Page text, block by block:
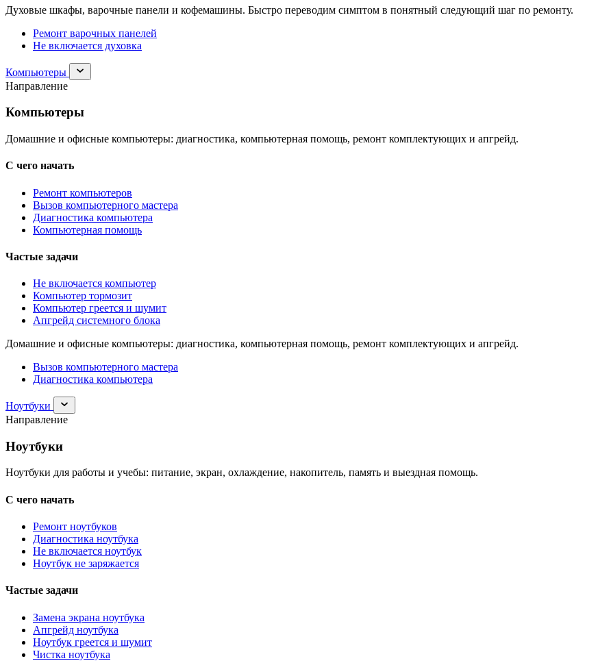
Духовые шкафы, варочные панели и кофемашины. Быстро переводим симптом в понятный следующий шаг по ремонту.
Ремонт варочных панелей
Не включается духовка
Компьютеры
Раскрыть
раздел
Направление
Компьютеры
Домашние и офисные компьютеры: диагностика, компьютерная помощь, ремонт комплектующих и апгрейд.
С чего начать
Ремонт компьютеров
Вызов компьютерного мастера
Диагностика компьютера
Компьютерная помощь
Частые задачи
Не включается компьютер
Компьютер тормозит
Компьютер греется и шумит
Апгрейд системного блока
Домашние и офисные компьютеры: диагностика, компьютерная помощь, ремонт комплектующих и апгрейд.
Вызов компьютерного мастера
Диагностика компьютера
Ноутбуки
Раскрыть
раздел
Ноутбуки
Направление
Ноутбуки
Ноутбуки для работы и учебы: питание, экран, охлаждение, накопитель, память и выездная помощь.
С чего начать
Ремонт ноутбуков
Диагностика ноутбука
Не включается ноутбук
Ноутбук не заряжается
Частые задачи
Замена экрана ноутбука
Апгрейд ноутбука
Ноутбук греется и шумит
Чистка ноутбука